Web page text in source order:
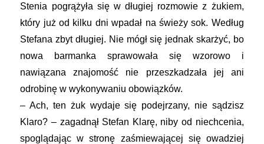
Stenia pogrążyła się w długiej rozmowie z żukiem,
który już od kilku dni wpadał na świeży sok. Według
Stefana zbyt długiej. Nie mógł się jednak skarżyć, bo
nowa barmanka sprawowała się wzorowo i
nawiązana znajomość nie przeszkadzała jej ani
odrobinę w wykonywaniu obowiązków.
– Ach, ten żuk wydaje się podejrzany, nie sądzisz
Klaro? – zagadnął Stefan Klarę, niby od niechcenia,
spoglądając w stronę zaśmiewającej się owadziej